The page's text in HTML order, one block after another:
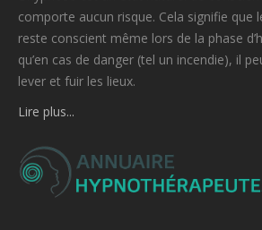
comporte aucun risque. Cela signifie que
reste conscient même lors de la phase
qu’en cas de danger (tel un incendie), il
lever et fuir les lieux.
Lire plus...